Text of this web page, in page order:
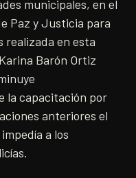
municipales, en el
Paz y Justicia para
realizada en esta
Barón Ortiz
la capacitación por
anteriores el
a los